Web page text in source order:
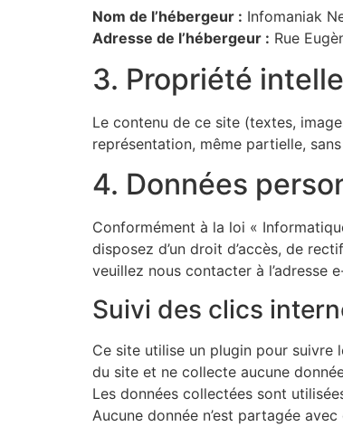
Nom de l’hébergeur : Infomaniak
Adresse de l’hébergeur : Rue
3. Propriété
Le contenu de ce site (textes,
représentation, même partielle,
4. Données
Conformément à la loi «
disposez d’un droit d’accès, de
veuillez nous contacter à l’adresse
Suivi des clics
Ce site utilise un plugin pour suivre
du site et ne collecte aucune
Les données collectées sont
Aucune donnée n’est partagée avec